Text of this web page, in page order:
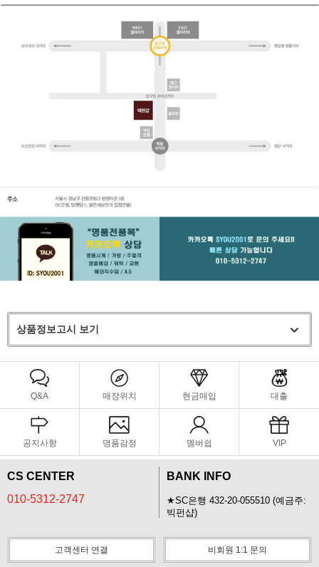
상품정보고시 보기
Q&A 매장위치 현금매입 대출
공지사항 명품감정 멤버쉽 VIP
CS CENTER
010-5312-2747
BANK INFO
★SC은행 432-20-055510 (예금주:
빅펀샵)
고객센터 연결 비회원 1:1 문의